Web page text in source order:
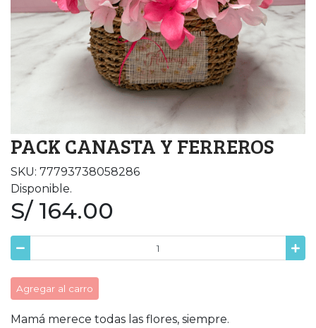
PACK CANASTA Y FERREROS
SKU: 77793738058286
Disponible.
S/ 164.00
Agregar al carro
Mamá merece todas las flores, siempre.